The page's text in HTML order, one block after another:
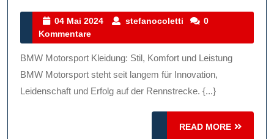
BMW
Kleidung
Für
Fans
Und
Enthusiasten
04 Mai 2024
04
2024
stefanocoletti stefanocoletti
0
Kommentare
BMW Motorsport Kleidung: Stil, Komfort und Leistung
BMW Motorsport steht seit langem für Innovation,
Leidenschaft und Erfolg auf der Rennstrecke. {...}
READ MORE
READ